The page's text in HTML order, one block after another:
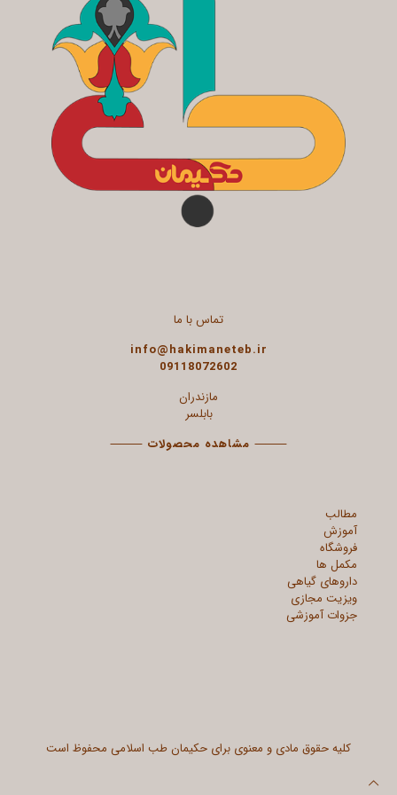
تماس با ما
info@hakimaneteb.ir
09118072602
مازندران
بابلسر
⸻ مشاهده محصولات ⸻
مطالب
آموزش
فروشگاه
مکمل ها
داروهای گیاهی
ویزیت مجازی
جزوات آموزشی
کلیه حقوق مادی و معنوی برای حکیمان طب اسلامی محفوظ است